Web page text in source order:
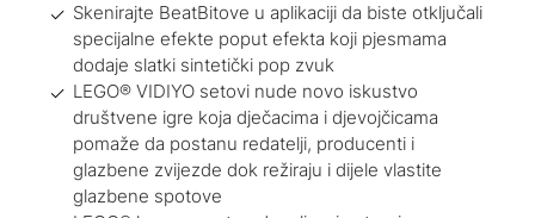
Skenirajte BeatBitove u aplikaciji da biste otključali
specijalne efekte poput efekta koji pjesmama
dodaje slatki sintetički pop zvuk
LEGO® VIDIYO setovi nude novo iskustvo
društvene igre koja dječacima i djevojčicama
pomaže da postanu redatelji, producenti i
glazbene zvijezde dok režiraju i dijele vlastite
glazbene spotove